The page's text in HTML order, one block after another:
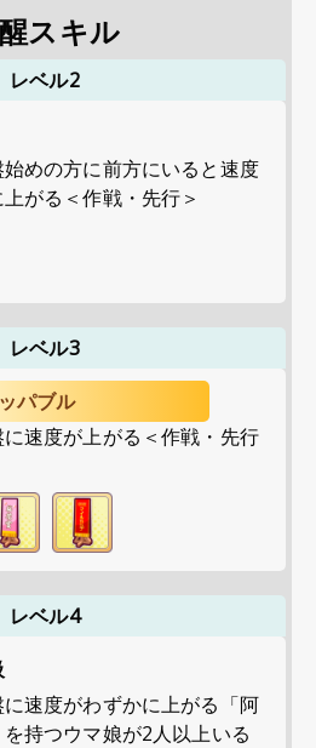
スキル
レベル2
めの方に前方にいると速度
がる＜作戦・先行＞
レベル3
パブル
速度が上がる＜作戦・先行
レベル4
速度がわずかに上がる「阿
持つウマ娘が2人以上いる